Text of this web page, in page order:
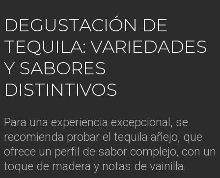
DEGUSTACIÓN DE
TEQUILA: VARIEDADES
Y SABORES
DISTINTIVOS
Para una experiencia excepcional, se
recomienda probar el tequila añejo, que
ofrece un perfil de sabor complejo, con un
toque de madera y notas de vainilla.